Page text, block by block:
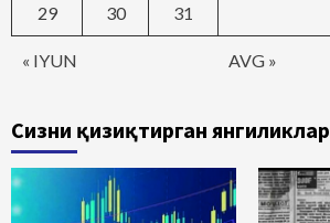
« IYUN AVG »
29 30 31
Сизни қизиқтирган янгиликлар